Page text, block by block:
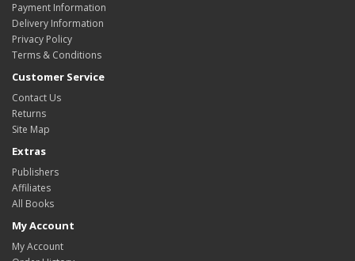
Payment Information
Delivery Information
Privacy Policy
Terms & Conditions
Customer Service
Contact Us
Returns
Site Map
Extras
Publishers
Affiliates
All Books
My Account
My Account